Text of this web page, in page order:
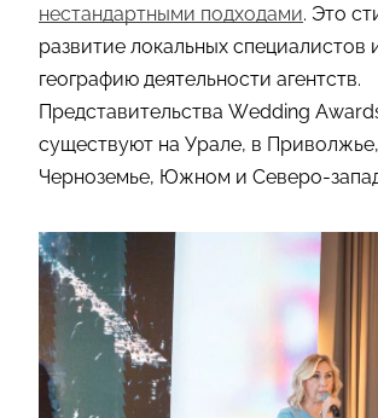
нестандартными подходами. Это
развитие локальных специалистов
географию деятельности агентств.
Представительства Wedding
существуют на Урале, в
Черноземье, Южном и Северо-